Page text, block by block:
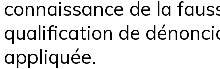
connaissance de la
qualification de
appliquée.